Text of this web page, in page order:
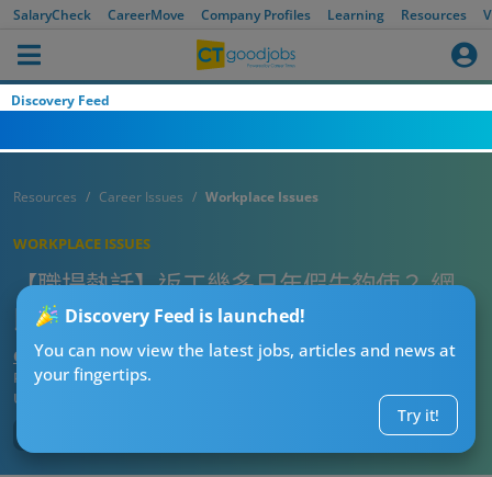
SalaryCheck CareerMove Company Profiles Learning Resources
Discovery Feed
Discovery Feed is launched!
You can now view the latest jobs, articles and news at
your fingertips.
Try it!
Resources Career Issues Workplace Issues
WORKPLACE ISSUES
【職場熱話】返工幾多日年假先夠使？ 網
民：每年300日就夠 都想返幾日工出糧
CTgoodjobs’ Editor
Published:2025-03-04
Updated: